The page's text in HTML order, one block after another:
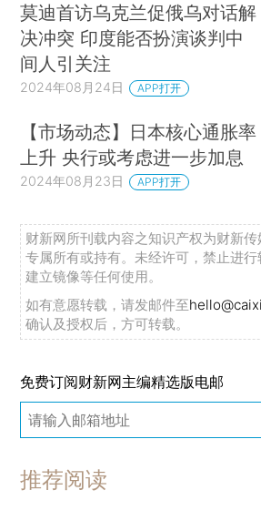
莫迪首访乌克兰促俄乌对话解
决冲突 印度能否扮演谈判中
间人引关注
2024年08月24日 APP打开
【市场动态】日本核心通胀率
上升 央行或考虑进一步加息
2024年08月23日 APP打开
财新网所刊载内容之知识产权为财新
专属所有或持有。未经许可，禁止进
建立镜像等任何使用。
如有意愿转载，请发邮件至
确认及授权后，方可转载。
免费订阅财新网主编精选版电邮
推荐阅读